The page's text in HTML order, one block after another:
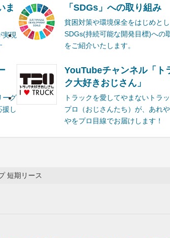
ま
実現
「SDGs」への取り組み
貧困対策や環境保全をはじめと
SDGs(持続可能な開発目標)への
をご紹介いたします。
ーグ
援し
YouTubeチャンネル「ト
ク大好きおじさん」
トラックを愛してやまないトラ
プロ（おじさんたち）が、あれ
やをプロ目線でお届けします！
短期リース